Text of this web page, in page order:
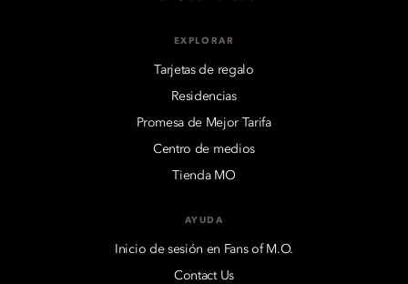
EXPLORAR
Tarjetas de regalo
Residencias
Promesa de Mejor Tarifa
Centro de medios
Tienda MO
AYUDA
Inicio de sesión en Fans of M.O.
Contact Us